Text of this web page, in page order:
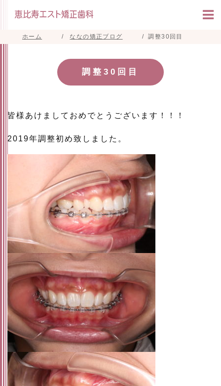
ホーム ななの矯正ブログ 調整30回目
調整30回目
皆様あけましておめでとうございます！！！
2019年調整初め致しました。